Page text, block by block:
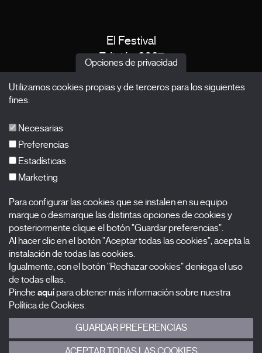
El Festival
Edición 2027
Acreditaciones
Nombre
Apellidos
Correo electrónico
Selecciona una categoría
0 listas seleccionadas
Acepto términos, condiciones ypolítica de privacidad
Opciones de privacidad
Utilizamos cookies propias y de terceros para los siguientes
fines:
Necesarias
Preferencias
Estadísticas
Marketing
Para configurar las cookies que se instalen en su equipo
marque o desmarque las distintas opciones de cookies y
posteriormente clique el botón "Guardar preferencias".
Al hacer clic en el botón "Aceptar todas las cookies", acepta la
instalación de todas las cookies.
Igualmente, con el botón "Rechazar cookies" deniega el uso
de todas ellas.
Pinche aquí para obtener más información sobre nuestra
Política de Cookies.
GUARDAR PREFERENCIAS